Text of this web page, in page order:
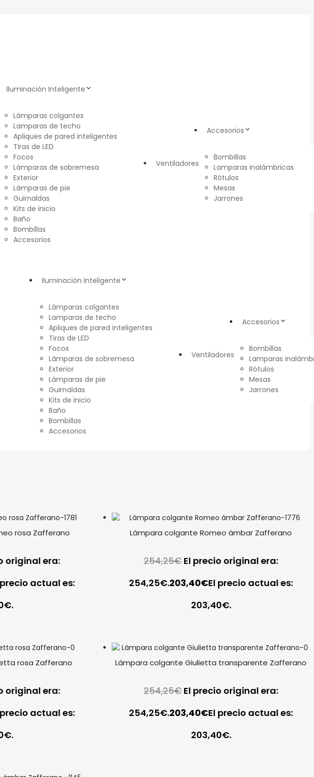
Iluminación Inteligente
Lámparas colgantes
Lamparas de techo
Apliques de pared inteligentes
Tiras de LED
Focos
Lámparas de sobremesa
Exterior
Lámparas de pie
Guirnaldas
Kits de inicio
Baño
Bombillas
Accesorios
Ventiladores
Accesorios
Bombillas
Lamparas inalámbricas
Rótulos
Mesas
Jarrones
Iluminación Inteligente
Lámparas colgantes
Lamparas de techo
Apliques de pared inteligentes
Tiras de LED
Focos
Lámparas de sobremesa
Exterior
Lámparas de pie
Guirnaldas
Kits de inicio
Baño
Bombillas
Accesorios
Ventiladores
Accesorios
Bombillas
Lamparas
Rótulos
Mesas
Jarrones
rosa Zafferano
original era:
precio actual es:
Lámpara colgante Romeo ámbar Zafferano
254,25€ El precio original era:
254,25€.203,40€El precio actual es:
203,40€.
rosa Zafferano
original era:
precio actual es:
Lámpara colgante Giulietta transparente Zafferano
254,25€ El precio original era:
254,25€.203,40€El precio actual es:
203,40€.